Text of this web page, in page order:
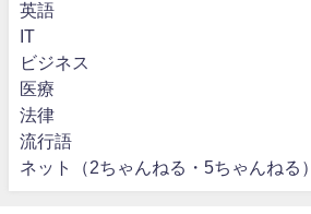
英語
IT
ビジネス
医療
法律
流行語
ネット（2ちゃんねる・5ちゃんねる）